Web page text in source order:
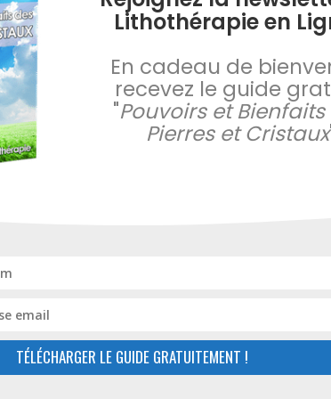
notre
le
:
et
Lithothérapie en
En cadeau de
recevez le guide
"Pouvoirs et
Pierres et Cristaux
TÉLÉCHARGER LE GUIDE GRATUITEMENT !